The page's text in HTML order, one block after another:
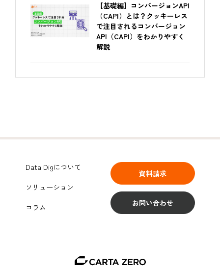
【基礎編】コンバージョンAPI
（CAPI）とは？クッキーレス
で注目されるコンバージョン
API（CAPI）をわかりやすく
解説
Data Digについて
ソリューション
コラム
資料請求
お問い合わせ